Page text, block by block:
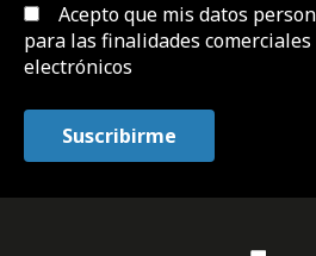
Acepto que mis datos
para las finalidades
electrónicos